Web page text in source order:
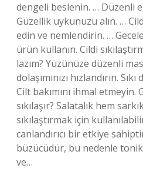
dengeli beslenin. … Düzenli
Güzellik uykunuzu alın. …
edin ve nemlendirin. …
ürün kullanın. Cildi
lazım? Yüzünüze düzenli
dolaşımınızı hızlandırın.
Cilt bakımını ihmal etmeyin.
sıkılaşır? Salatalık hem
sıkılaştırmak için
canlandırıcı bir etkiye
büzücüdür, bu nedenle
ve…